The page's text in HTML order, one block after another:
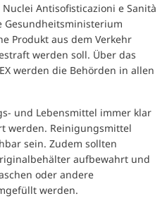
Antisofisticazioni e Sanità
Gesundheitsministerium
Produkt aus dem Verkehr
werden soll. Über das
werden die Behörden in allen
und Lebensmittel immer klar
werden. Reinigungsmittel
sein. Zudem sollten
aufbewahrt und
oder andere
werden.